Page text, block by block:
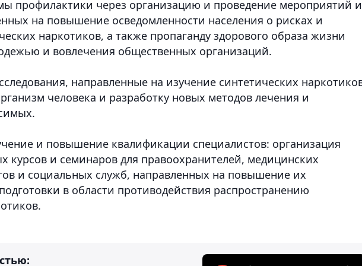
профилактики через организацию и проведение мероприятий и
на повышение осведомленности населения о рисках и
наркотиков, а также пропаганду здорового образа жизни
и вовлечения общественных организаций.
направленные на изучение синтетических
человека и разработку новых методов лечения и
и повышение квалификации специалистов: организация
курсов и семинаров для правоохранителей, медицинских
и социальных служб, направленных на повышение их
в области противодействия распространению